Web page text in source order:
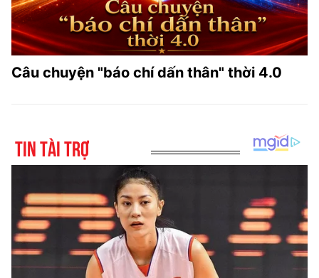
Câu chuyện "báo chí dấn thân" thời 4.0